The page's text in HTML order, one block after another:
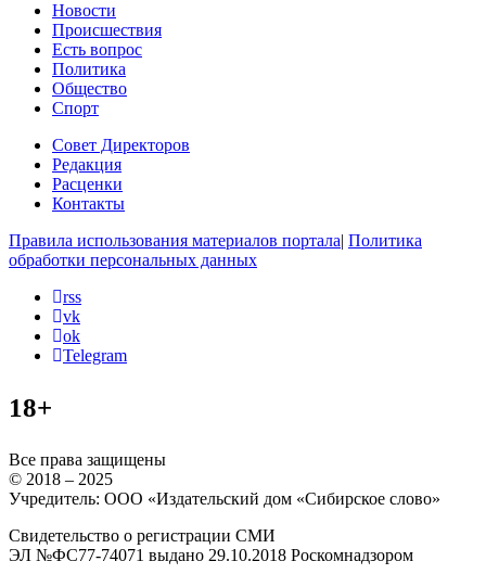
Новости
Происшествия
Есть вопрос
Политика
Общество
Спорт
Совет Директоров
Редакция
Расценки
Контакты
Правила использования материалов портала| Политика
обработки персональных данных
rss
vk
ok
Telegram
18+
Все права защищены
© 2018 – 2025
Учредитель: ООО «Издательский дом «Сибирское слово»
Свидетельство о регистрации СМИ
ЭЛ №ФС77-74071 выдано 29.10.2018 Роскомнадзором